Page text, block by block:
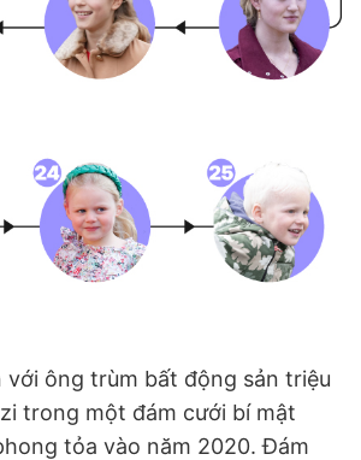
với ông trùm bất động sản triệu
trong một đám cưới bí mật
tỏa vào năm 2020. Đám